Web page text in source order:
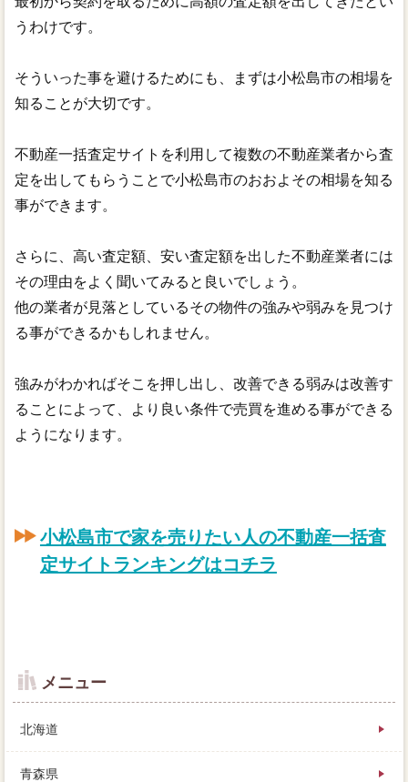
うわけです。
そういった事を避けるためにも、まずは小松島市の相場を
知ることが大切です。
不動産一括査定サイトを利用して複数の不動産業者から査
定を出してもらうことで小松島市のおおよその相場を知る
事ができます。
さらに、高い査定額、安い査定額を出した不動産業者には
その理由をよく聞いてみると良いでしょう。
他の業者が見落としているその物件の強みや弱みを見つけ
る事ができるかもしれません。
強みがわかればそこを押し出し、改善できる弱みは改善す
ることによって、より良い条件で売買を進める事ができる
ようになります。
小松島市で家を売りたい人の不動産一括査
定サイトランキングはコチラ
メニュー
北海道
青森県